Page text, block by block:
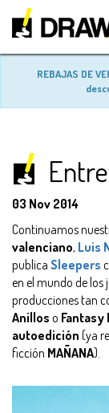
REBAJAS DE
03 Nov 2014
Continuamos
valenciano, Luis
publica Sleepers
en el mundo de los
producciones tan
Anillos o Fantasy
autoedición (ya
ficción MAÑANA).